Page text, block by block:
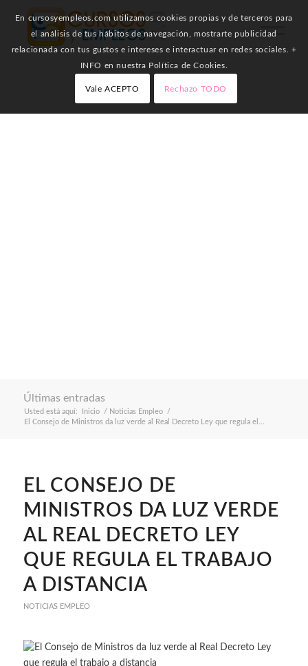
Últimas entradas
Usted está aquí: Inicio / Noticias Empleo
/
El Consejo de Ministros da luz verde al Real Decreto Ley que regula el...
EL CONSEJO DE
MINISTROS DA LUZ VERDE
AL REAL DECRETO LEY
QUE REGULA EL TRABAJO
A DISTANCIA
NOTICIAS EMPLEO
En cursosyempleos.com utilizamos cookies propias y de terceros para
el análisis de tus hábitos de navegación, mostrarte publicidad
relacionada con tus gustos e intereses e interactuar en redes sociales. +
INFO en nuestra Política de Cookies.
Vale ACEPTO Rechazo TODO